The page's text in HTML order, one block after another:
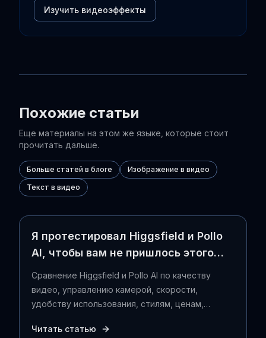
Изучить видеоэффекты
Похожие статьи
Еще материалы на этом же языке, которые стоит
прочитать дальше.
Больше статей в блоге
Изображение в видео
Текст в видео
Я протестировал Higgsfield и Pollo
AI, чтобы вам не пришлось этого
делать
Сравнение Higgsfield и Pollo AI по качеству
видео, управлению камерой, скорости,
удобству использования, стилям, ценам,
рабочим процессам в 2026 году.
Читать статью